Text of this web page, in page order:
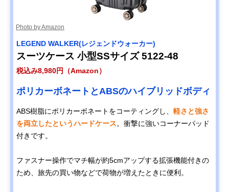
Photo by Amazon
LEGEND WALKER(レジェンドウォーカー)
スーツケース 小型SSサイズ 5122-48
税込み8,980円（Amazon）
ポリカーボネートとABSのハイブリッドボディ
ABS樹脂にポリカーボネートをコーティングし、 軽さと強さ
を両立したというハードケース。衝撃に強いコーナーパッド
付きです。
ファスナー操作でマチ幅が約5cmアップする拡張機能付きの
ため、旅先の買い物などで荷物が増えたときに便利。